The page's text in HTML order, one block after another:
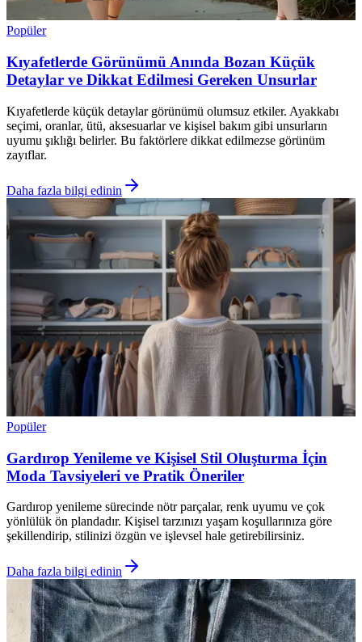
Popüler
Kıyafetlerde Görünümü Anında Bozan Küçük
Detaylar ve Dikkat Edilmesi Gereken Unsurlar
Kıyafetlerde küçük detaylar görünümü olumsuz etkiler. Ayakkabı
seçimi, oranlar, ütü, aksesuarlar ve kişisel bakım gibi unsurların
uyumu şıklığı belirler. Bu faktörlere dikkat edilmezse görünüm
zayıflar.
Daha fazla bilgi edinin
Popüler
Gardırop Yenileme ve Kişisel Stil Oluşturma İçin
Moda Tavsiyeleri ve Pratik Öneriler
Gardırop yenileme sürecinde nötr parçalar, renk uyumu ve çok
yönlülük ön plandadır. Kişisel tarzınızı yaşam koşullarınıza göre
şekillendirip, stilinizi özgün ve işlevsel hale getirebilirsiniz.
Daha fazla bilgi edinin